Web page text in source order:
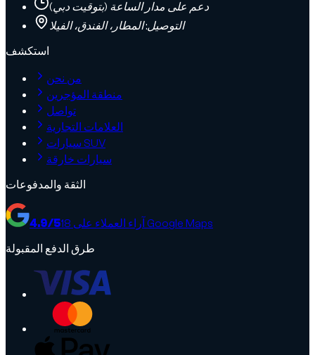
دعم على مدار الساعة (بتوقيت دبي)
التوصيل: المطار، الفندق، الفيلا
استكشف
من نحن
منطقة المؤجرين
تواصل
العلامات التجارية
سيارات SUV
سيارات خارقة
الثقة والمدفوعات
4.9/518
آراء العملاء على Google Maps
طرق الدفع المقبولة